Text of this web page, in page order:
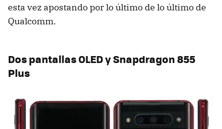
esta vez apostando por lo último de lo último de
Qualcomm.
Dos pantallas OLED y Snapdragon 855
Plus